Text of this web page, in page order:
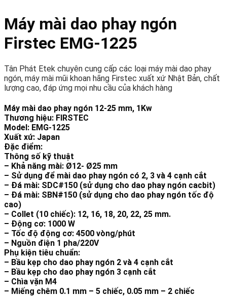
Máy mài dao phay ngón
Firstec EMG-1225
Tân Phát Etek chuyên cung cấp các loại máy mài dao phay
ngón, máy mài mũi khoan hãng Firstec xuất xứ Nhật Bản, chất
lượng cao, đáp ứng mọi nhu cầu của khách hàng
Máy mài dao phay ngón 12-25 mm, 1Kw
Thương hiệu: FIRSTEC
Model: EMG-1225
Xuất xứ: Japan
Đặc điểm:
Thông số kỹ thuật
– Khả năng mài: Ø12- Ø25 mm
– Sử dụng để mài dao phay ngón có 2, 3 và 4 cạnh cắt
– Đá mài: SDC#150 (sử dụng cho dao phay ngón cacbit)
– Đá mài: SBN#150 (sử dụng cho dao phay ngón tốc độ
cao)
– Collet (10 chiếc): 12, 16, 18, 20, 22, 25 mm.
– Động cơ: 1000 W
– Tốc độ động cơ: 4500 vòng/phút
– Nguồn điện 1 pha/220V
Phụ kiện tiêu chuẩn:
– Bầu kẹp cho dao phay ngón 2 và 4 cạnh cắt
– Bầu kẹp cho dao phay ngón 3 cạnh cắt
– Chìa vặn M4
– Miếng chêm 0.1 mm – 5 chiếc, 0.05 mm – 2 chiếc